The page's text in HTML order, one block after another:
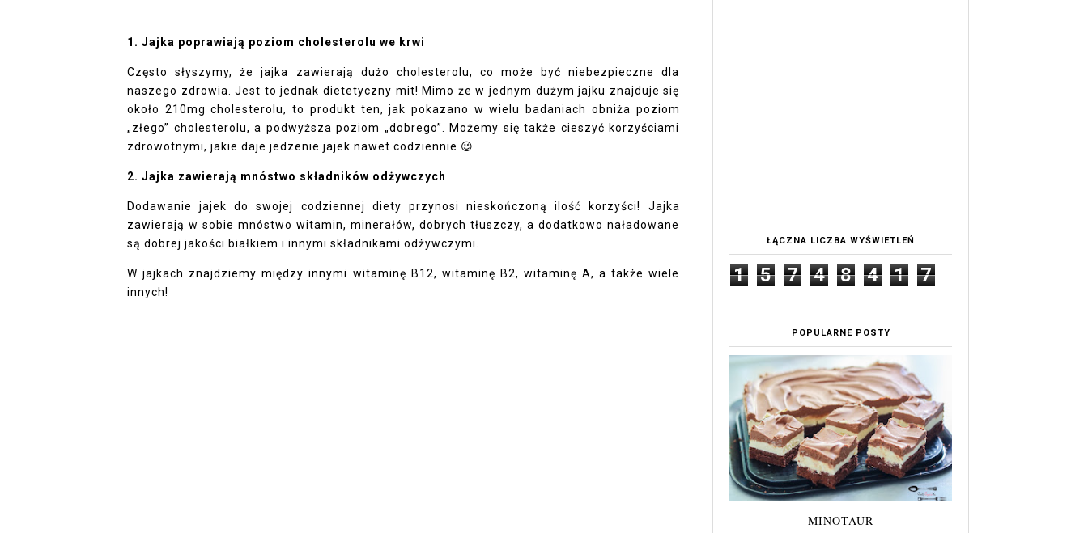
1. Jajka poprawiają poziom cholesterolu we krwi
Często słyszymy, że jajka zawierają dużo cholesterolu, co może być niebezpieczne dla
naszego zdrowia. Jest to jednak dietetyczny mit! Mimo że w jednym dużym jajku znajduje się
około 210mg cholesterolu, to produkt ten, jak pokazano w wielu badaniach obniża poziom
„złego” cholesterolu, a podwyższa poziom „dobrego”. Możemy się także cieszyć korzyściami
zdrowotnymi, jakie daje jedzenie jajek nawet codziennie 😉
2. Jajka zawierają mnóstwo składników odżywczych
Dodawanie jajek do swojej codziennej diety przynosi nieskończoną ilość korzyści! Jajka
zawierają w sobie mnóstwo witamin, minerałów, dobrych tłuszczy, a dodatkowo naładowane
są dobrej jakości białkiem i innymi składnikami odżywczymi.
W jajkach znajdziemy między innymi witaminę B12, witaminę B2, witaminę A, a także wiele
innych!
ŁĄCZNA LICZBA WYŚWIETLEŃ
1 5 7 4 8 4 1 7
POPULARNE POSTY
MINOTAUR